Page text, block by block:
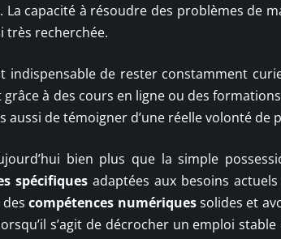
capacité à résoudre des problèmes de
très recherchée.
de rester constamment
à des cours en ligne ou des
de témoigner d’une réelle volonté de
bien plus que la simple
spécifiques adaptées aux besoins
descompétences numériquessolides et
s’agit de décrocher un emploi